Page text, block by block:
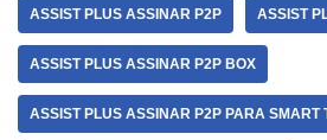
ASSIST PLUS ASSINAR P2P ASSIST
ASSIST PLUS ASSINAR P2P BOX
ASSIST PLUS ASSINAR P2P PARA SMART